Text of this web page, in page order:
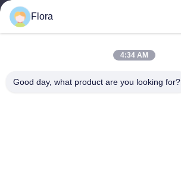
08:00-17:00
আমাদের ঠিকানা
Flora
4:34 AM
Good day, what product are you looking for?